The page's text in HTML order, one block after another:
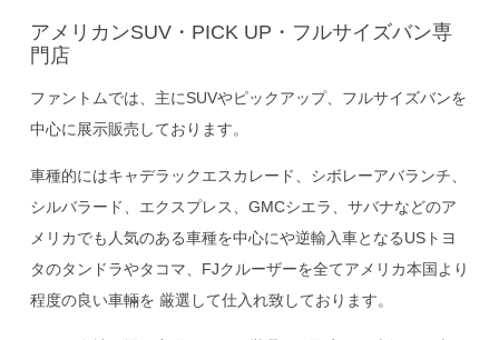
アメリカンSUV・PICK UP・フルサイズバン専
門店
ファントムでは、主にSUVやピックアップ、フルサイズバンを
中心に展示販売しております。
車種的にはキャデラックエスカレード、シボレーアバランチ、
シルバラード、エクスプレス、GMCシエラ、サバナなどのア
メリカでも人気のある車種を中心にや逆輸入車となるUSトヨ
タのタンドラやタコマ、FJクルーザーを全てアメリカ本国より
程度の良い車輛を 厳選して仕入れ致しております。